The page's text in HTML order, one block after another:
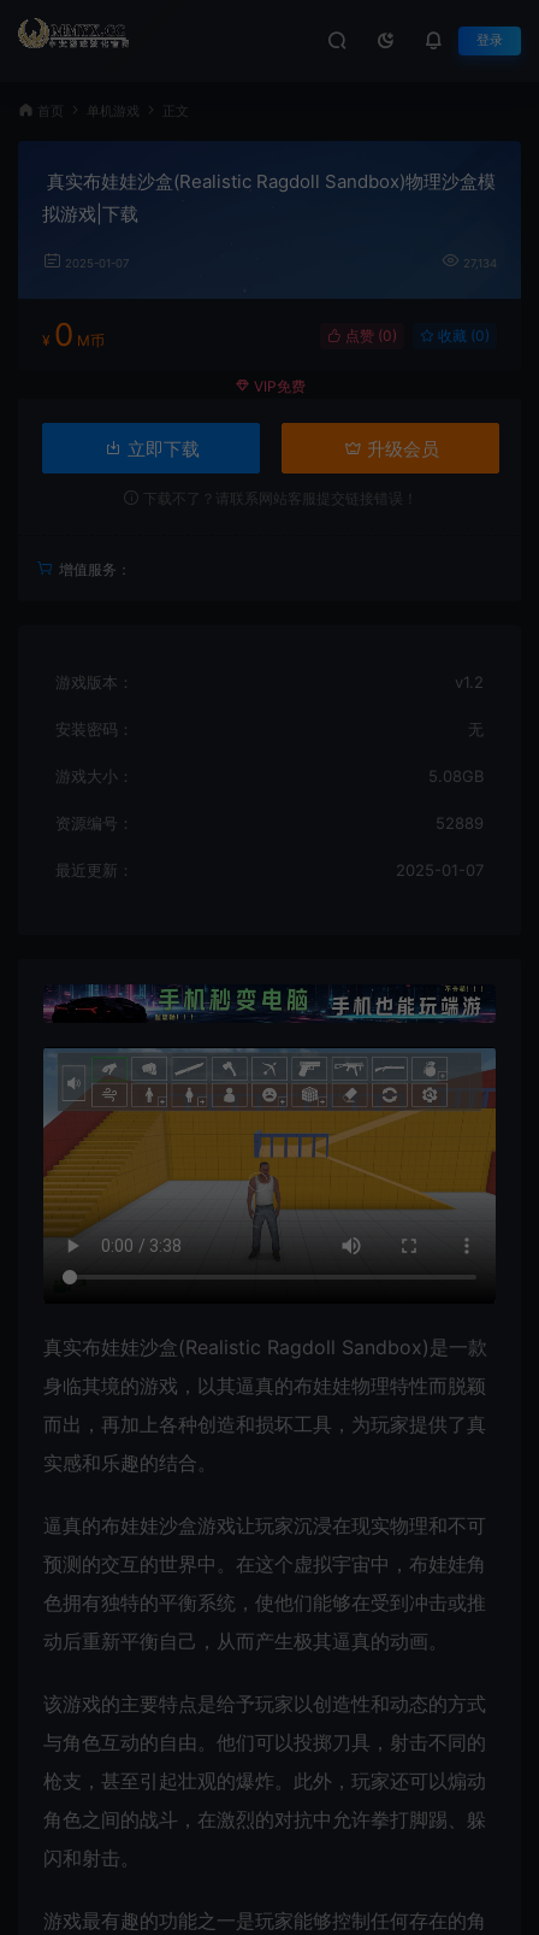
登录
首页 单机游戏 正文
真实布娃娃沙盒(Realistic Ragdoll Sandbox)物理沙盒模
拟游戏|下载
2025-01-07 27,134
¥ 0 M币 点赞 (0) 收藏 (0)
VIP免费
立即下载 升级会员
下载不了？请联系网站客服提交链接错误！
增值服务：
游戏版本： v1.2
安装密码： 无
游戏大小： 5.08GB
资源编号： 52889
最近更新： 2025-01-07
真实布娃娃沙盒(Realistic Ragdoll Sandbox)是一款
身临其境的游戏，以其逼真的布娃娃物理特性而脱颖
而出，再加上各种创造和损坏工具，为玩家提供了真
实感和乐趣的结合。
逼真的布娃娃沙盒游戏让玩家沉浸在现实物理和不可
预测的交互的世界中。在这个虚拟宇宙中，布娃娃角
色拥有独特的平衡系统，使他们能够在受到冲击或推
动后重新平衡自己，从而产生极其逼真的动画。
该游戏的主要特点是给予玩家以创造性和动态的方式
与角色互动的自由。他们可以投掷刀具，射击不同的
枪支，甚至引起壮观的爆炸。此外，玩家还可以煽动
角色之间的战斗，在激烈的对抗中允许拳打脚踢、躲
闪和射击。
游戏最有趣的功能之一是玩家能够控制任何存在的角